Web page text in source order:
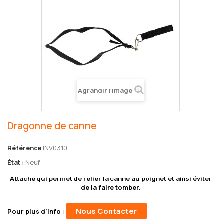
Agrandir l'image
Dragonne de canne
Référence INV0310
État : Neuf
Attache qui permet de relier la canne au poignet et ainsi éviter
de la faire tomber.
Pour plus d'info : Nous Contacter